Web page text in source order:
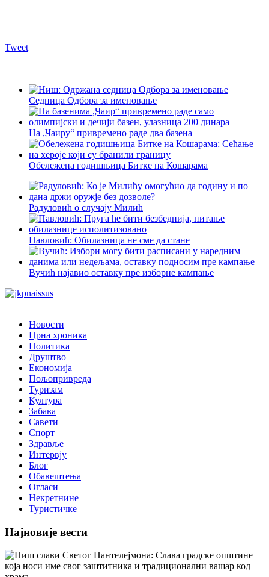
Tweet
Седница Одбора за именовање
На „Чаиру“ привремено раде два базена
Обележена годишњица Битке на Кошарама
Радуловић о случају Милић
Павловић: Обилазница не сме да стане
Вучић најавио оставку пре изборне кампање
Новости
Црна хроника
Политика
Друштво
Економија
Пољопривреда
Туризам
Култура
Забава
Савети
Спорт
Здравље
Интервју
Блог
Обавештења
Огласи
Некретнине
Туристичке
Најновије вести